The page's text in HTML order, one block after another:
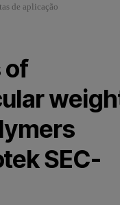
de aplicaҫão
of
SEC-